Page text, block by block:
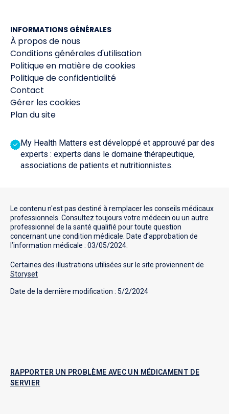
INFORMATIONS GÉNÉRALES
À propos de nous
Conditions générales d'utilisation
Politique en matière de cookies
Politique de confidentialité
Contact
Gérer les cookies
Plan du site
My Health Matters est développé et approuvé par des
experts : experts dans le domaine thérapeutique,
associations de patients et nutritionnistes.
Le contenu n'est pas destiné à remplacer les conseils médicaux
professionnels. Consultez toujours votre médecin ou un autre
professionnel de la santé qualifié pour toute question
concernant une condition médicale. Date d’approbation de
l’information médicale : 03/05/2024.
Certaines des illustrations utilisées sur le site proviennent de
Storyset
Date de la dernière modification : 5/2/2024
RAPPORTER UN PROBLÈME AVEC UN MÉDICAMENT DE
SERVIER